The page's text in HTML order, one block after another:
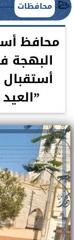
محافظات
محافظ
البهجة